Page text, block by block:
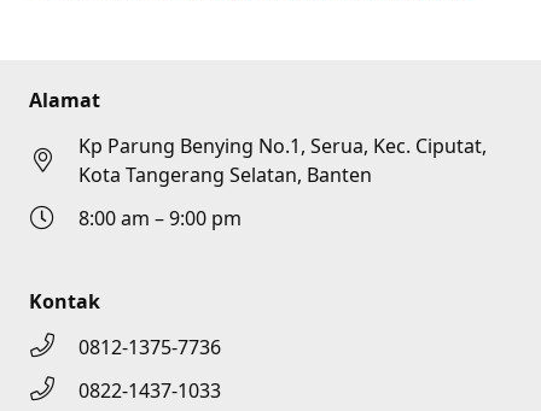
Alamat
Kp Parung Benying No.1, Serua, Kec. Ciputat,
Kota Tangerang Selatan, Banten
8:00 am – 9:00 pm
Kontak
0812-1375-7736
0822-1437-1033